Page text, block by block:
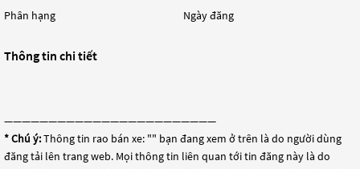
Phân hạng Ngày đăng
Thông tin chi tiết
————————————————————————
* Chú ý:Thông tin rao bán xe: "" bạn đang xem ở trên là do người dùng
đăng tải lên trang web. Mọi thông tin liên quan tới tin đăng này là do